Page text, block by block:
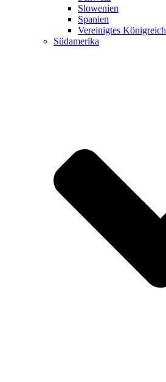
Slowenien
Spanien
Vereinigtes Königreich
Südamerika